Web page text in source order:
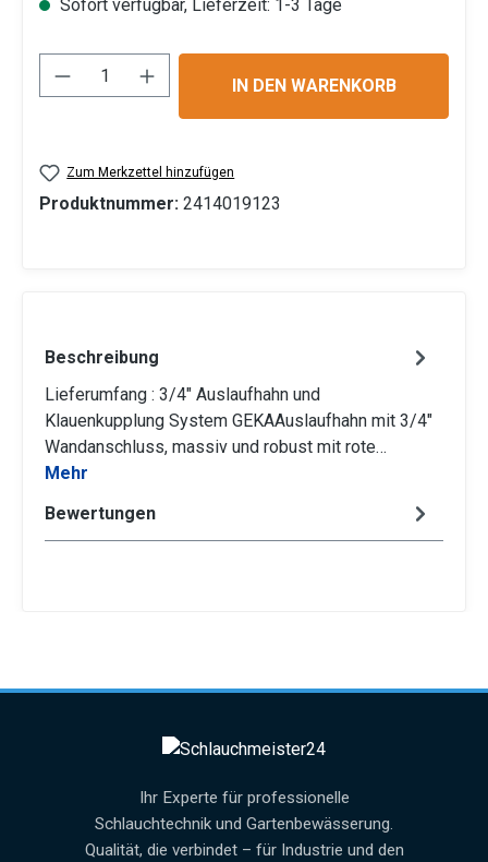
Sofort verfügbar, Lieferzeit: 1-3 Tage
Produkt Anzahl: Gib den gewünschten
IN DEN WARENKORB
Zum Merkzettel hinzufügen
Produktnummer: 2414019123
Beschreibung
Lieferumfang : 3/4" Auslaufhahn und
Klauenkupplung System GEKAAuslaufhahn mit 3/4"
Wandanschluss, massiv und robust mit rote…
Mehr
Bewertungen
Ihr Experte für professionelle
Schlauchtechnik und Gartenbewässerung.
Qualität, die verbindet – für Industrie und den